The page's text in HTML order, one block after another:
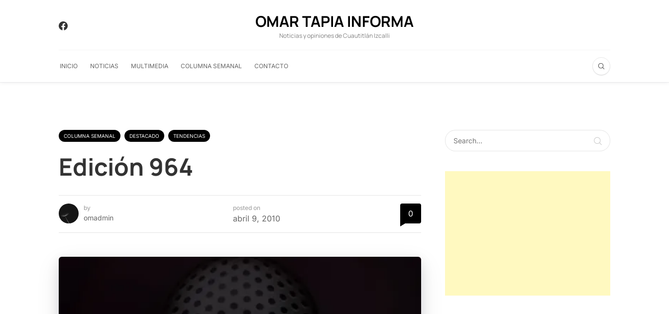
OMAR TAPIA INFORMA
Noticias y opiniones de Cuautitlán Izcalli
INICIO NOTICIAS MULTIMEDIA COLUMNA SEMANAL CONTACTO
COLUMNA SEMANAL DESTACADO TENDENCIAS
Edición 964
by
omadmin
posted on
abril 9, 2010 0